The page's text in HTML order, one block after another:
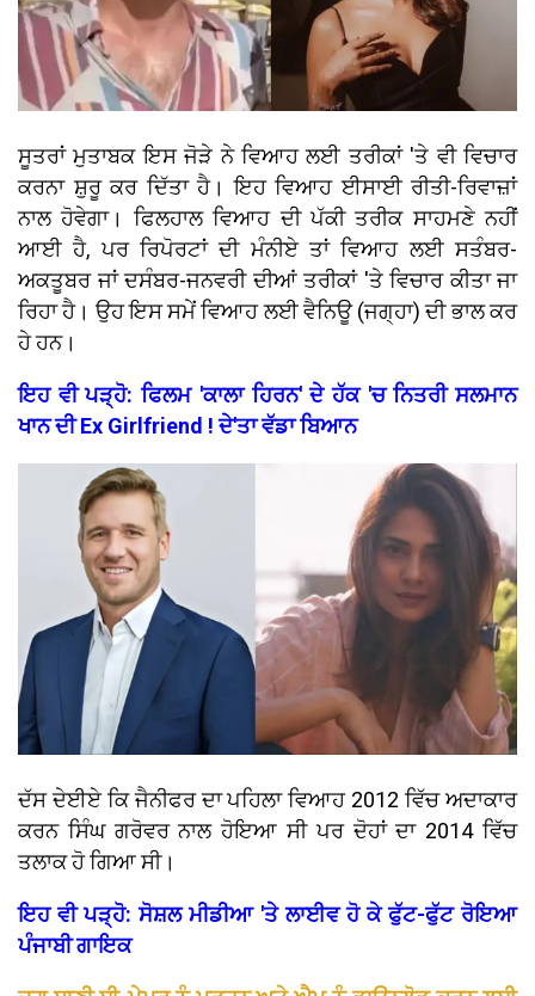
ਸੂਤਰਾਂ ਮੁਤਾਬਕ ਇਸ ਜੋੜੇ ਨੇ ਵਿਆਹ ਲਈ ਤਰੀਕਾਂ 'ਤੇ ਵੀ ਵਿਚਾਰ
ਕਰਨਾ ਸ਼ੁਰੂ ਕਰ ਦਿੱਤਾ ਹੈ। ਇਹ ਵਿਆਹ ਈਸਾਈ ਰੀਤੀ-ਰਿਵਾਜ਼ਾਂ
ਨਾਲ ਹੋਵੇਗਾ। ਫਿਲਹਾਲ ਵਿਆਹ ਦੀ ਪੱਕੀ ਤਰੀਕ ਸਾਹਮਣੇ ਨਹੀਂ
ਆਈ ਹੈ, ਪਰ ਰਿਪੋਰਟਾਂ ਦੀ ਮੰਨੀਏ ਤਾਂ ਵਿਆਹ ਲਈ ਸਤੰਬਰ-
ਅਕਤੂਬਰ ਜਾਂ ਦਸੰਬਰ-ਜਨਵਰੀ ਦੀਆਂ ਤਰੀਕਾਂ 'ਤੇ ਵਿਚਾਰ ਕੀਤਾ ਜਾ
ਰਿਹਾ ਹੈ। ਉਹ ਇਸ ਸਮੇਂ ਵਿਆਹ ਲਈ ਵੈਨਿਊ (ਜਗ੍ਹਾ) ਦੀ ਭਾਲ ਕਰ
ਹੇ ਹਨ।
ਇਹ ਵੀ ਪੜ੍ਹੋ: ਫਿਲਮ 'ਕਾਲਾ ਹਿਰਨ' ਦੇ ਹੱਕ 'ਚ ਨਿਤਰੀ ਸਲਮਾਨ
ਖਾਨ ਦੀ Ex Girlfriend ! ਦੇ'ਤਾ ਵੱਡਾ ਬਿਆਨ
ਦੱਸ ਦੇਈਏ ਕਿ ਜੈਨੀਫਰ ਦਾ ਪਹਿਲਾ ਵਿਆਹ 2012 ਵਿੱਚ ਅਦਾਕਾਰ
ਕਰਨ ਸਿੰਘ ਗਰੋਵਰ ਨਾਲ ਹੋਇਆ ਸੀ ਪਰ ਦੋਹਾਂ ਦਾ 2014 ਵਿੱਚ
ਤਲਾਕ ਹੋ ਗਿਆ ਸੀ।
ਇਹ ਵੀ ਪੜ੍ਹੋ: ਸੋਸ਼ਲ ਮੀਡੀਆ 'ਤੇ ਲਾਈਵ ਹੋ ਕੇ ਫੁੱਟ-ਫੁੱਟ ਰੋਇਆ
ਪੰਜਾਬੀ ਗਾਇਕ